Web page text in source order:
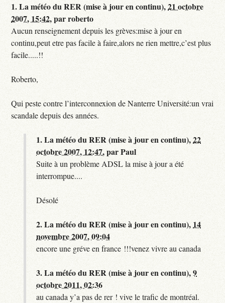
1.La météo du RER (mise à jour en continu),21 octobre
2007, 15:42,parroberto
Aucun renseignement depuis les grèves:mise à jour en
continu,peut etre pas facile à faire,alors ne rien mettre,c’est plus
facile.....!!
Roberto,
Qui peste contre l’interconnexion de Nanterre Université:un vrai
scandale depuis des années.
1.La météo du RER (mise à jour en continu),22
octobre 2007, 12:47,parPaul
Suite à un problème ADSL la mise à jour a été
interrompue....
Désolé
2.La météo du RER (mise à jour en continu), 14
novembre 2007, 09:04
encore une gréve en france !!!venez vivre au canada
3.La météo du RER (mise à jour en continu),9
octobre 2011, 02:36
au canada y’a pas de rer ! vive le trafic de montréal.